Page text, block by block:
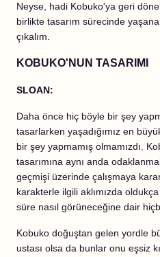
Neyse, hadi Kobuko'ya geri
birlikte tasarım sürecinde
çıkalım.
KOBUKO'NUN TASARIMI
SLOAN:
Daha önce hiç böyle bir şey
tasarlarken yaşadığımız en
bir şey yapmamış olmamızdı.
tasarımına aynı anda
geçmişi üzerinde çalışmaya
karakterle ilgili aklımızda
süre nasıl görüneceğine dair
Kobuko doğuştan gelen yordle
ustası olsa da bunlar onu eşsiz